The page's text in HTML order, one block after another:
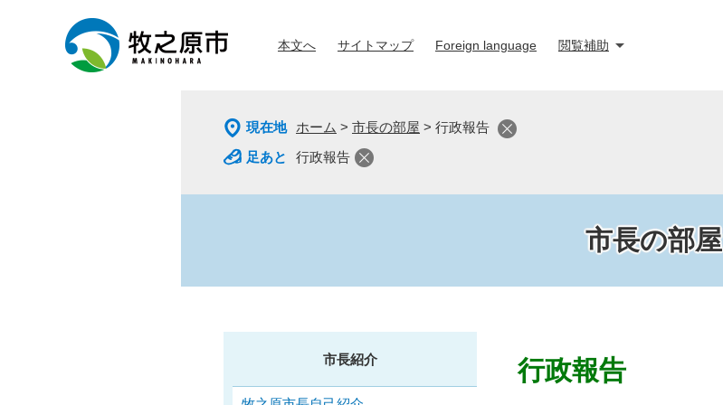
ー
ジ
の
ニ
ュ
ー
本文へ サイトマップ Foreign language 閲覧補助
現在地 ホーム > 市長の部屋 > 行政報告
行政報告
市長の部屋
行政報告
市長紹介